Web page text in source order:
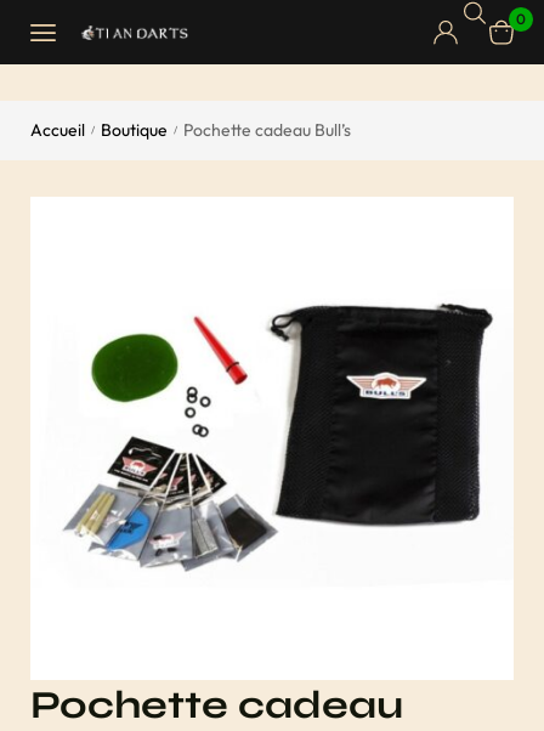
0
Accueil / Boutique / Pochette cadeau Bull’s
Pochette cadeau